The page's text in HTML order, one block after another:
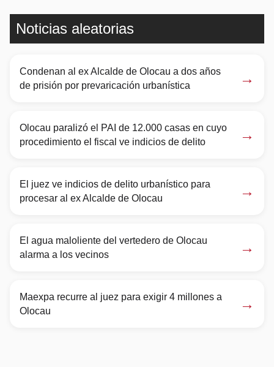
Noticias aleatorias
Condenan al ex Alcalde de Olocau a dos años
de prisión por prevaricación urbanística
→
Olocau paralizó el PAI de 12.000 casas en cuyo
procedimiento el fiscal ve indicios de delito
→
El juez ve indicios de delito urbanístico para
procesar al ex Alcalde de Olocau
→
El agua maloliente del vertedero de Olocau
alarma a los vecinos
→
Maexpa recurre al juez para exigir 4 millones a
Olocau
→